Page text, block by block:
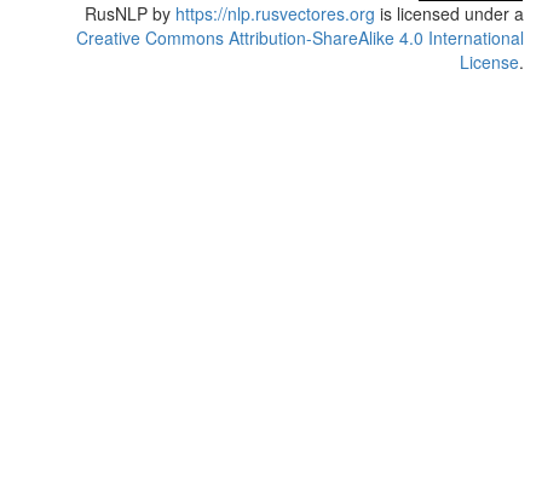
RusNLP by https://nlp.rusvectores.org is licensed under a
Creative Commons Attribution-ShareAlike 4.0 International
License.